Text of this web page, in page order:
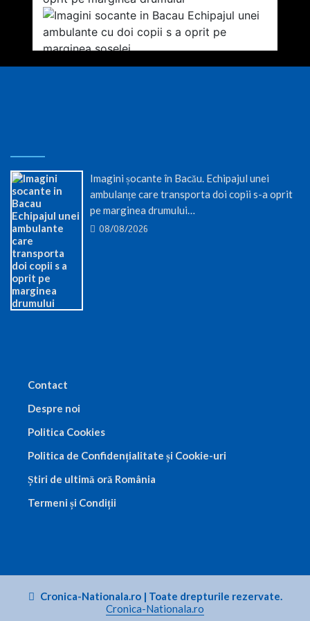
Imagini șocante în Bacău. Echipajul unei
ambulanțe care transporta doi copii s-a oprit
pe marginea drumului…
08/08/2026
Contact
Despre noi
Politica Cookies
Politica de Confidențialitate și Cookie-uri
Știri de ultimă oră România
Termeni și Condiții
Cronica-Nationala.ro | Toate drepturile rezervate.
Cronica-Nationala.ro